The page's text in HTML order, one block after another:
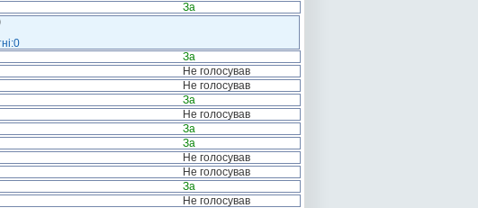
За
За
Не голосував
Не голосував
За
Не голосував
За
За
Не голосував
Не голосував
За
Не голосував